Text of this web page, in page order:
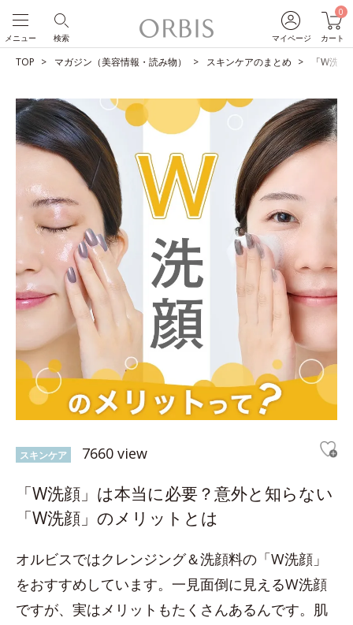
マイページ
0
カート
検索
メニュー
TOP マガジン（美容情報・読み物） スキンケアのまとめ 「W洗
スキンケア 7660 view
「W洗顔」は本当に必要？意外と知らない
「W洗顔」のメリットとは
オルビスではクレンジング＆洗顔料の「W洗顔」
をおすすめしています。一見面倒に見えるW洗顔
ですが、実はメリットもたくさんあるんです。肌